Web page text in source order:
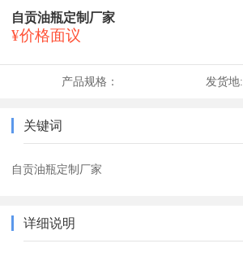
自贡油瓶定制厂家
¥价格面议
产品规格： 发货地:
关键词
自贡油瓶定制厂家
详细说明